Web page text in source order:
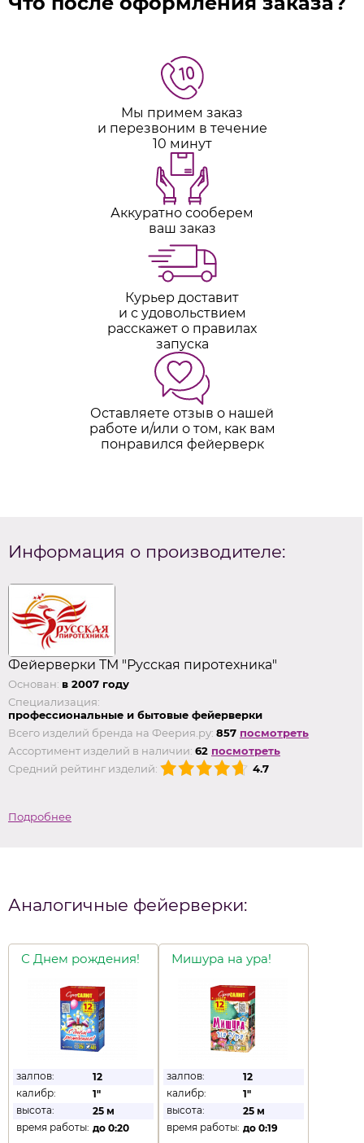
Мы примем заказ
и перезвоним в течение
10 минут
Аккуратно сооберем
ваш заказ
Курьер доставит
и с удовольствием
расскажет о правилах
запуска
Оставляете отзыв о нашей
работе и/или о том, как вам
понравился фейерверк
Информация о производителе:
Фейерверки ТМ "Русская пиротехника"
Основан: в 2007 году
Специализация:
профессиональные и бытовые фейерверки
Всего изделий бренда на Феерия.ру: 857 посмотреть
Ассортимент изделий в наличии: 62 посмотреть
Средний рейтинг изделий:
4.7
Подробнее
Аналогичные фейерверки:
С Днем рождения!
залпов:
12
калибр:
1"
высота:
25 м
время работы: до 0:20
Мишура на ура!
залпов:
12
калибр:
1"
высота:
25 м
время работы: до 0:19